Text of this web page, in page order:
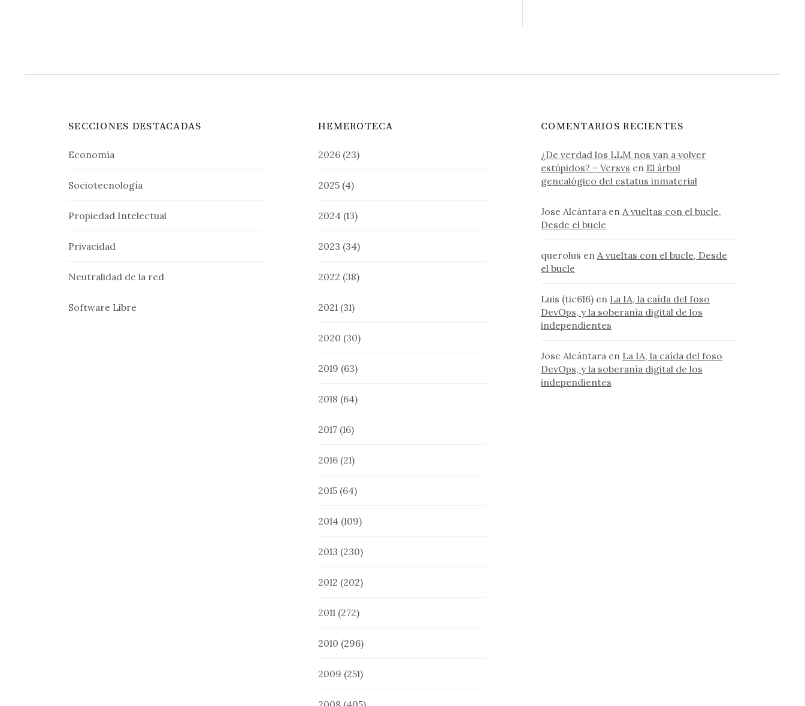
SECCIONES DESTACADAS
Economía
Sociotecnología
Propiedad Intelectual
Privacidad
Neutralidad de la red
Software Libre
HEMEROTECA
2026 (23)
2025 (4)
2024 (13)
2023 (34)
2022 (38)
2021 (31)
2020 (30)
2019 (63)
2018 (64)
2017 (16)
2016 (21)
2015 (64)
2014 (109)
2013 (230)
2012 (202)
2011 (272)
2010 (296)
2009 (251)
COMENTARIOS RECIENTES
¿De verdad los LLM nos van a volver
estúpidos? – Versvs en El árbol
genealógico del estatus inmaterial
Jose Alcántara en A vueltas con el bucle,
Desde el bucle
querolus en A vueltas con el bucle, Desde
el bucle
Luis (tic616) en La IA, la caída del foso
DevOps, y la soberanía digital de los
independientes
Jose Alcántara en La IA, la caída del foso
DevOps, y la soberanía digital de los
independientes